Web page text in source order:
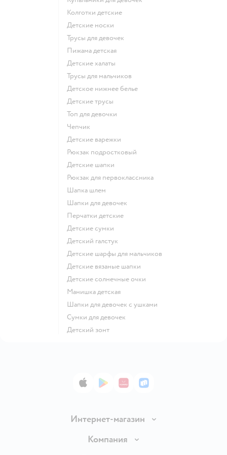
Колготки детские
Детские носки
Трусы для девочек
Пижама детская
Детские халаты
Трусы для мальчиков
Детское нижнее белье
Детские трусы
Топ для девочки
Чепчик
Детские варежки
Рюкзак подростковый
Детские шапки
Рюкзак для первоклассника
Шапка шлем
Шапки для девочек
Перчатки детские
Детские сумки
Детский галстук
Детские шарфы для мальчиков
Детские вязаные шапки
Детские солнечные очки
Манишка детская
Шапки для девочек с ушками
Сумки для девочек
Детский зонт
App StoreGoogle Play
AppGallery
RuStore
Интернет-магазин
Доставка и оплата
Компания